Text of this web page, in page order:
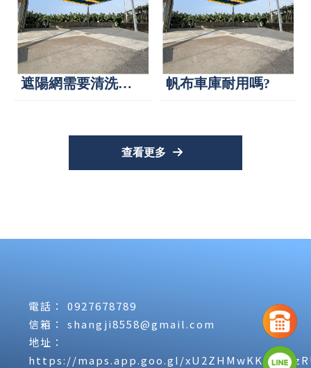
遮陽網需要清洗
帆布車庫耐用嗎?
查看更多
0927678789
shangji8558@gmail.com
https://maps.app.goo.gl/